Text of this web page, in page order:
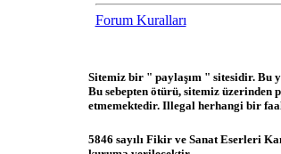
Forum Kuralları
Sitemiz bir " paylaşım " sitesidir. Bu
Bu sebepten ötürü, sitemiz
etmemektedir. Illegal herhangi bir
5846 sayılı Fikir ve Sanat Eserleri